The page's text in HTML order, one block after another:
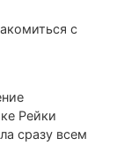
с
Рейки
сразу всем